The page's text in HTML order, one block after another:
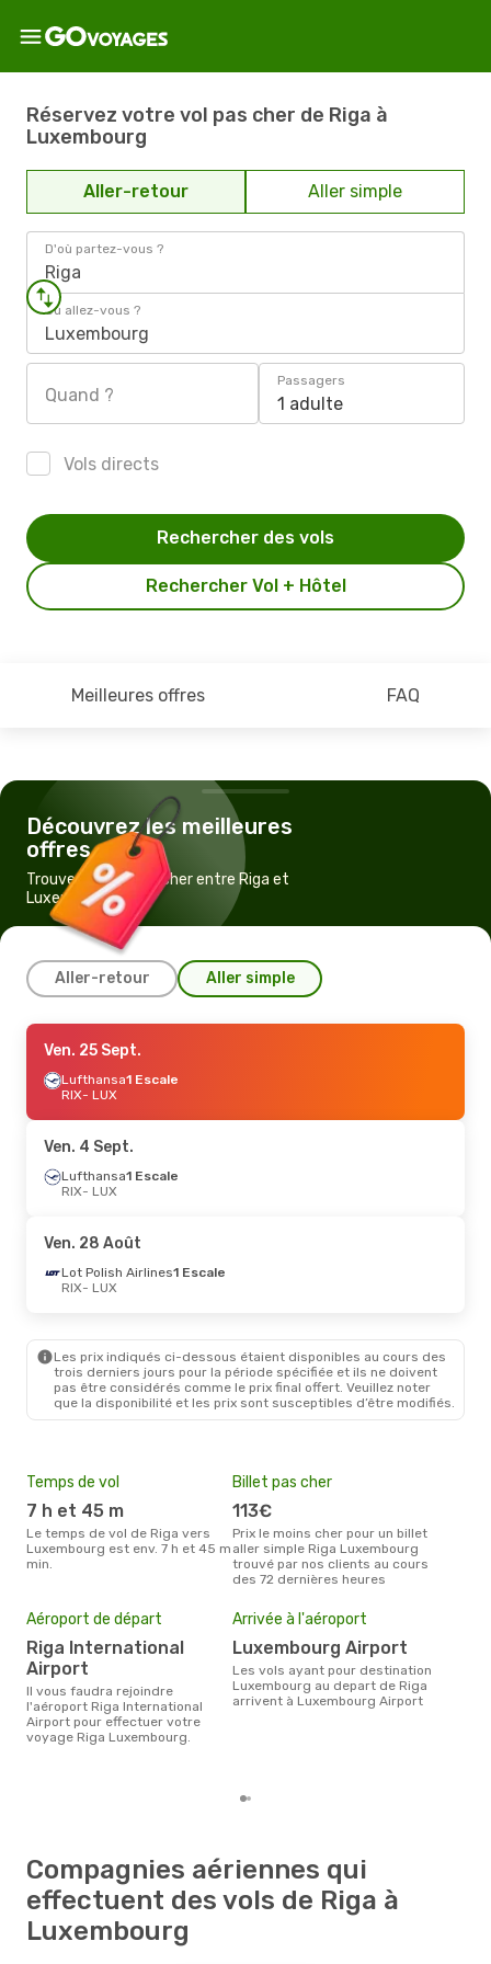
Réservez votre vol pas cher de Riga à
Luxembourg
Aller-retour Aller simple
D'où partez-vous ?
Riga
Où allez-vous ?
Luxembourg
Quand ?
Passagers
1 adulte
Vols directs
Rechercher Vol + Hôtel
Rechercher des vols
Meilleures offres FAQ
Découvrez les meilleures
offres
Trouvez un vol pas cher entre Riga et
Luxembourg
Aller-retour Aller simple
Ven. 4 Sept.- Jeu. 10 Sept.
Lufthansa1 Escale
RIX- LUX
LUX- RIX
Ven. 25 Sept.
Lufthansa1 Escale
RIX- LUX
Ven. 4 Sept.
Lufthansa1 Escale
RIX- LUX
Ven. 28 Août
Lot Polish Airlines1 Escale
RIX- LUX
Les prix indiqués ci-dessous étaient disponibles au cours des
trois derniers jours pour la période spécifiée et ils ne doivent
pas être considérés comme le prix final offert. Veuillez noter
que la disponibilité et les prix sont susceptibles d’être modifiés.
Temps de vol
7 h et 45 m
Le temps de vol de Riga vers
Luxembourg est env. 7 h et 45 m
min.
Billet pas cher
113€
Prix le moins cher pour un billet
aller simple Riga Luxembourg
trouvé par nos clients au cours
des 72 dernières heures
Aéroport de départ
Riga International
Airport
Il vous faudra rejoindre
l'aéroport Riga International
Airport pour effectuer votre
voyage Riga Luxembourg.
Arrivée à l'aéroport
Luxembourg Airport
Les vols ayant pour destination
Luxembourg au depart de Riga
arrivent à Luxembourg Airport
Compagnies aériennes qui
effectuent des vols de Riga à
Luxembourg